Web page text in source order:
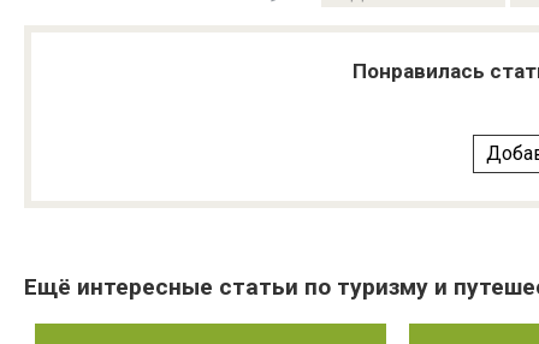
Понравилась
Ещё интересные статьи по туризму и